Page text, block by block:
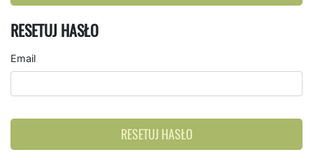
RESETUJ HASŁO
Email
RESETUJ HASŁO